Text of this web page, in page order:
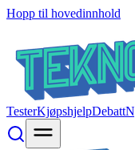
Hopp til hovedinnhold
TesterKjøpshjelpDebatt